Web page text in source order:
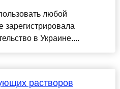
любой
в Украине....
растворов